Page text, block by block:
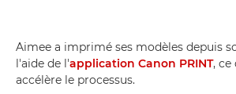
Aimee a imprimé ses modèles depuis
l'aide de l'application Canon PRINT, ce
accélère le processus.